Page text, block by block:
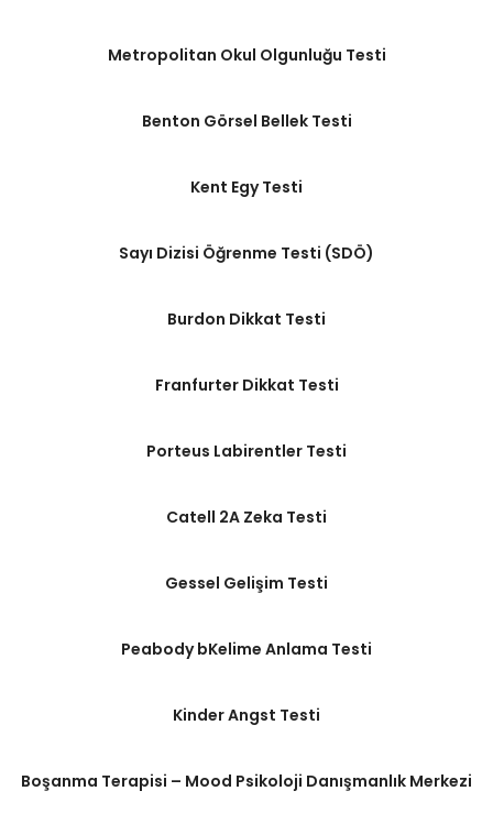
Metropolitan Okul Olgunluğu Testi
Benton Görsel Bellek Testi
Kent Egy Testi
Sayı Dizisi Öğrenme Testi (SDÖ)
Burdon Dikkat Testi
Franfurter Dikkat Testi
Porteus Labirentler Testi
Catell 2A Zeka Testi
Gessel Gelişim Testi
Peabody bKelime Anlama Testi
Kinder Angst Testi
Boşanma Terapisi – Mood Psikoloji Danışmanlık Merkezi